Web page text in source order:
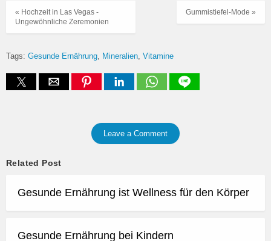
Gummistiefel-Mode »
« Hochzeit in Las Vegas -
Ungewöhnliche Zeremonien
Tags: Gesunde Ernährung Mineralien Vitamine
Leave a Comment
Related Post
Gesunde Ernährung ist Wellness für den Körper
Gesunde Ernährung bei Kindern